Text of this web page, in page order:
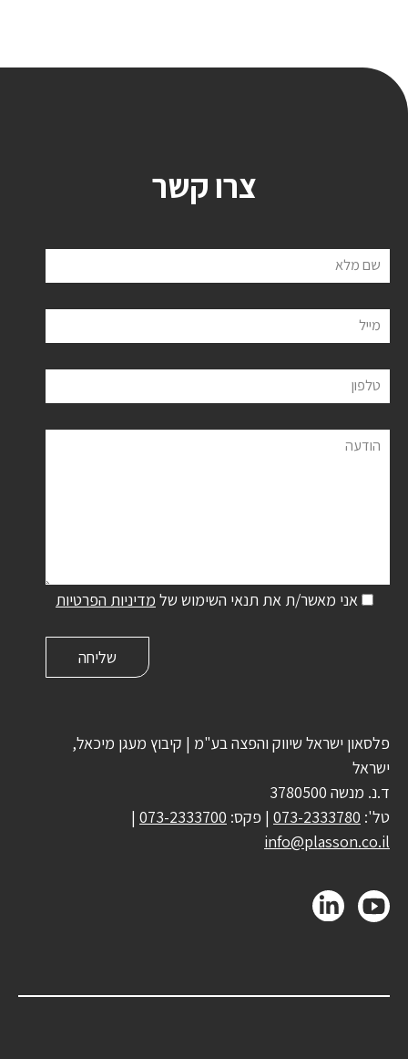
צרו קשר
שם מלא
מייל
טלפון
הודעה
אני מאשר/ת את תנאי השימוש של מדיניות הפרטיות
פלסאון ישראל שיווק והפצה בע"מ | קיבוץ מעגן מיכאל,
ישראל
ד.נ. מנשה 3780500
טל': 073-2333780 | פקס: 073-2333700
|
info@plasson.co.il